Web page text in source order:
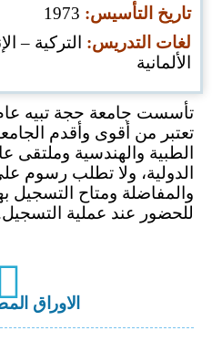
تاريخ التأسيس:
لغات التدريس:
التركية –
الألمانية
تعتبر من أقوى وأقدم
الطبية والهندسية وملتقى
الدولية، ولا تطلب رسوم
والمفاضلة ومتاح التسجيل
للحضور عند عملية
الاوراق